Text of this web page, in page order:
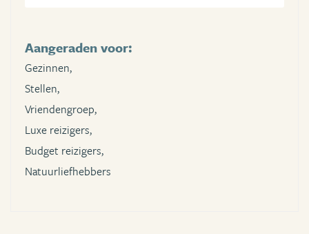
Aangeraden voor:
Gezinnen,
Stellen,
Vriendengroep,
Luxe reizigers,
Budget reizigers,
Natuurliefhebbers